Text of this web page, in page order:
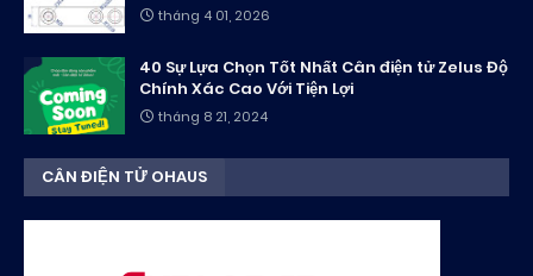
tháng 4 01, 2026
40 Sự Lựa Chọn Tốt Nhất Cân điện tử Zelus Độ
Chính Xác Cao Với Tiện Lợi
tháng 8 21, 2024
CÂN ĐIỆN TỬ OHAUS